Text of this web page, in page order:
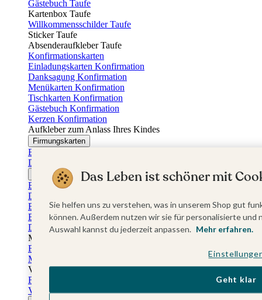
Gästebuch Taufe
Kartenbox Taufe
Willkommensschilder Taufe
Sticker Taufe
Absenderaufkleber Taufe
Konfirmationskarten
Einladungskarten Konfirmation
Danksagung Konfirmation
Menükarten Konfirmation
Tischkarten Konfirmation
Gästebuch Konfirmation
Kerzen Konfirmation
Aufkleber zum Anlass Ihres Kindes
Firmungskarten
Einladungskarten Firmung
Dankeskarten Firmung
Jugendweihekarten
Einladungskarten Jugendweihe
Dankeskarten Jugendweihe
Einschulungskarten
Einladungskarten Einschulung
Danksagung Einschulung
Muttertag
Fotogeschenke Muttertag
Muttertagskarten
Vatertag
Fotogeschenke Vatertag
Vatertagskarten
Das Leben ist schöner mit
Sie helfen uns zu verstehen, was in unserem Shop gut
können. Außerdem nutzen wir sie für personalisierte
Auswahl kannst du jederzeit anpassen. Mehr erfahren.
Geht klar